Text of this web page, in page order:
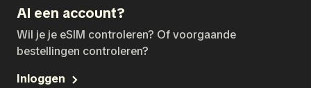
Al een account?
Wil je je eSIM controleren? Of voorgaande
bestellingen controleren?
Inloggen